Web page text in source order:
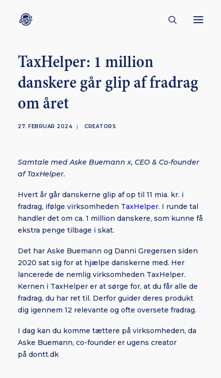
CONTACT
ABOUT
ENGLISH
BORNHOLM
SUBSCRIBE
TaxHelper: 1 million
danskere går glip af fradrag
om året
27. FEBRUAR 2024 | CREATORS
Samtale med Aske Buemann x, CEO & Co-founder
af TaxHelper.
Hvert år går danskerne glip af op til 11 mia. kr. i
fradrag, ifølge virksomheden TaxHelper. I runde tal
handler det om ca. 1 million danskere, som kunne få
ekstra penge tilbage i skat.
Det har Aske Buemann og Danni Gregersen siden
2020 sat sig for at hjælpe danskerne med. Her
lancerede de nemlig virksomheden TaxHelper.
Kernen i TaxHelper er at sørge for, at du får alle de
fradrag, du har ret til. Derfor guider deres produkt
dig igennem 12 relevante og ofte oversete fradrag.
I dag kan du komme tættere på virksomheden, da
Aske Buemann, co-founder er ugens creator
på dontt.dk